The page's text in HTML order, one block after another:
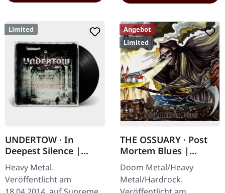
Limited
UNDERTOW · In
Deepest Silence |
BLACK LP
Heavy Metal.
Veröffentlicht am
Angebot
Limited
THE OSSUARY · Post
Mortem Blues |
DIGIPAK CD
Doom Metal/Heavy
Metal/Hardrock.